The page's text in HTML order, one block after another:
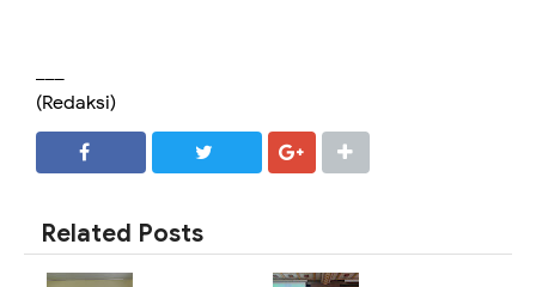
(Redaksi)
Related Posts